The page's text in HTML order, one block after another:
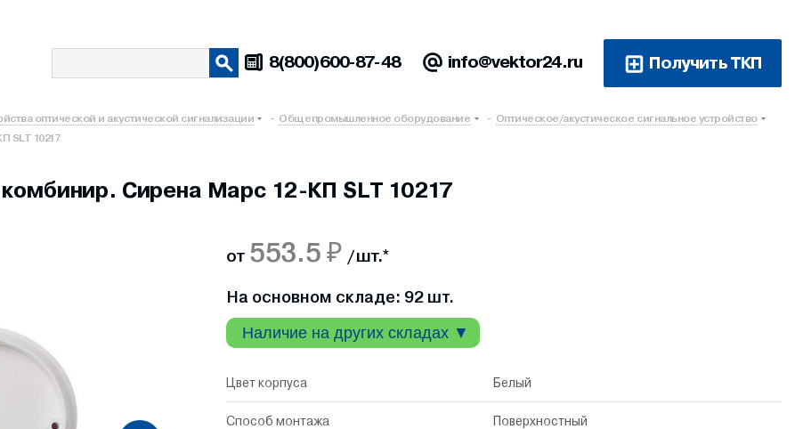
Получить ТКП
info@vektor24.ru
8(800)600-87-48
оптической и акустической сигнализации - Общепромышленное оборудование - Оптическое/акустическое сигнальное устройство
SLT 10217
Сирена Марс 12-КП SLT 10217
от 553.5 ₽ / шт.*
На основном складе: 92 шт.
Наличие на других складах ▼
Цвет корпуса Белый
Способ монтажа Поверхностный